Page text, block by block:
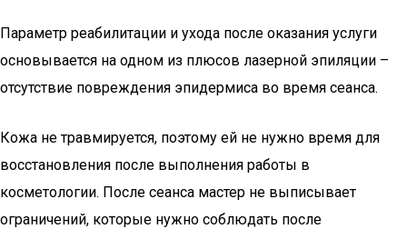
Параметр реабилитации и ухода после оказания услуги
основывается на одном из плюсов лазерной эпиляции –
отсутствие повреждения эпидермиса во время сеанса.
Кожа не травмируется, поэтому ей не нужно время для
восстановления после выполнения работы в
косметологии. После сеанса мастер не выписывает
ограничений, которые нужно соблюдать после